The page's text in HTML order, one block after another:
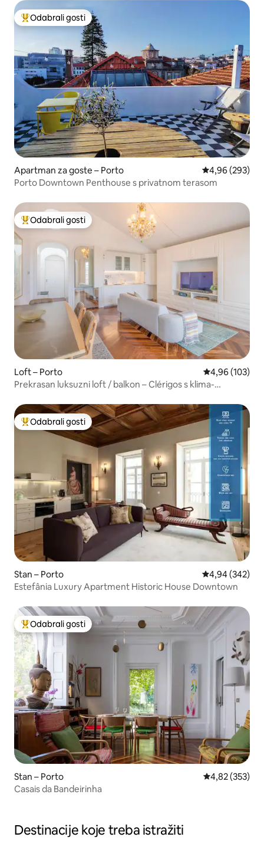
Među najviše rangiranima s oznakom „Odabrali gosti”
Odabrali gosti
Apartman za goste – Porto Prosječna
4,96 (293)
Porto Downtown Penthouse s privatnom terasom
Među najviše rangiranima s oznakom „Odabrali gosti”
Odabrali gosti
Loft – Porto Prosječna
4,96 (103)
Prekrasan luksuzni loft / balkon – Clérigos s klima-
Među najviše rangiranima s oznakom „Odabrali gosti”
Odabrali gosti
Stan – Porto Prosječna
4,94 (342)
Estefânia Luxury Apartment Historic House Downtown
Među najviše rangiranima s oznakom „Odabrali gosti”
Odabrali gosti
Stan – Porto Prosječna
4,82 (353)
Casais da Bandeirinha
Destinacije koje treba istražiti